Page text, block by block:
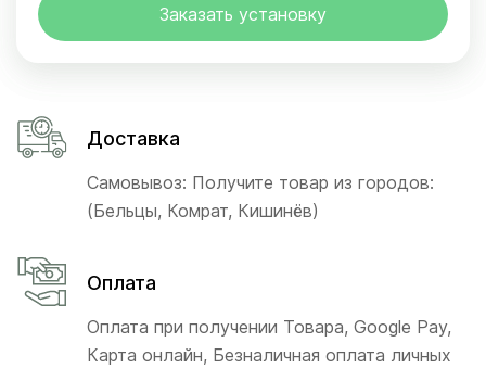
Заказать установку
Доставка
Самовывоз: Получите товар из городов:
(Бельцы, Комрат, Кишинёв)
Оплата
Оплата при получении Товара, Google Pay,
Карта онлайн, Безналичная оплата личных